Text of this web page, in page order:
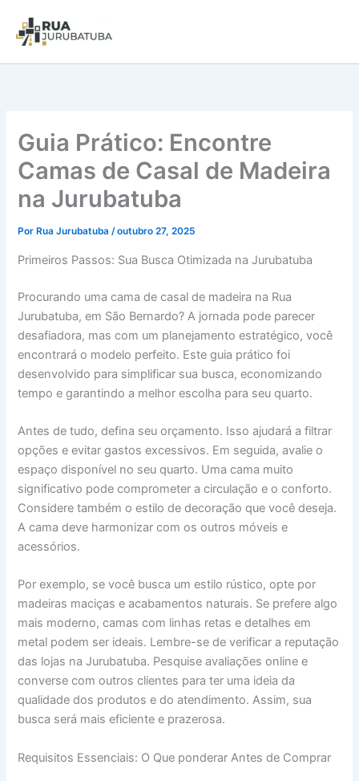
Guia Prático: Encontre
Camas de Casal de Madeira
na Jurubatuba
Por Rua Jurubatuba/outubro 27, 2025
Primeiros Passos: Sua Busca Otimizada na Jurubatuba
Procurando uma cama de casal de madeira na Rua
Jurubatuba, em São Bernardo? A jornada pode parecer
desafiadora, mas com um planejamento estratégico, você
encontrará o modelo perfeito. Este guia prático foi
desenvolvido para simplificar sua busca, economizando
tempo e garantindo a melhor escolha para seu quarto.
Antes de tudo, defina seu orçamento. Isso ajudará a filtrar
opções e evitar gastos excessivos. Em seguida, avalie o
espaço disponível no seu quarto. Uma cama muito
significativo pode comprometer a circulação e o conforto.
Considere também o estilo de decoração que você deseja.
A cama deve harmonizar com os outros móveis e
acessórios.
Por exemplo, se você busca um estilo rústico, opte por
madeiras maciças e acabamentos naturais. Se prefere algo
mais moderno, camas com linhas retas e detalhes em
metal podem ser ideais. Lembre-se de verificar a reputação
das lojas na Jurubatuba. Pesquise avaliações online e
converse com outros clientes para ter uma ideia da
qualidade dos produtos e do atendimento. Assim, sua
busca será mais eficiente e prazerosa.
Requisitos Essenciais: O Que ponderar Antes de Comprar